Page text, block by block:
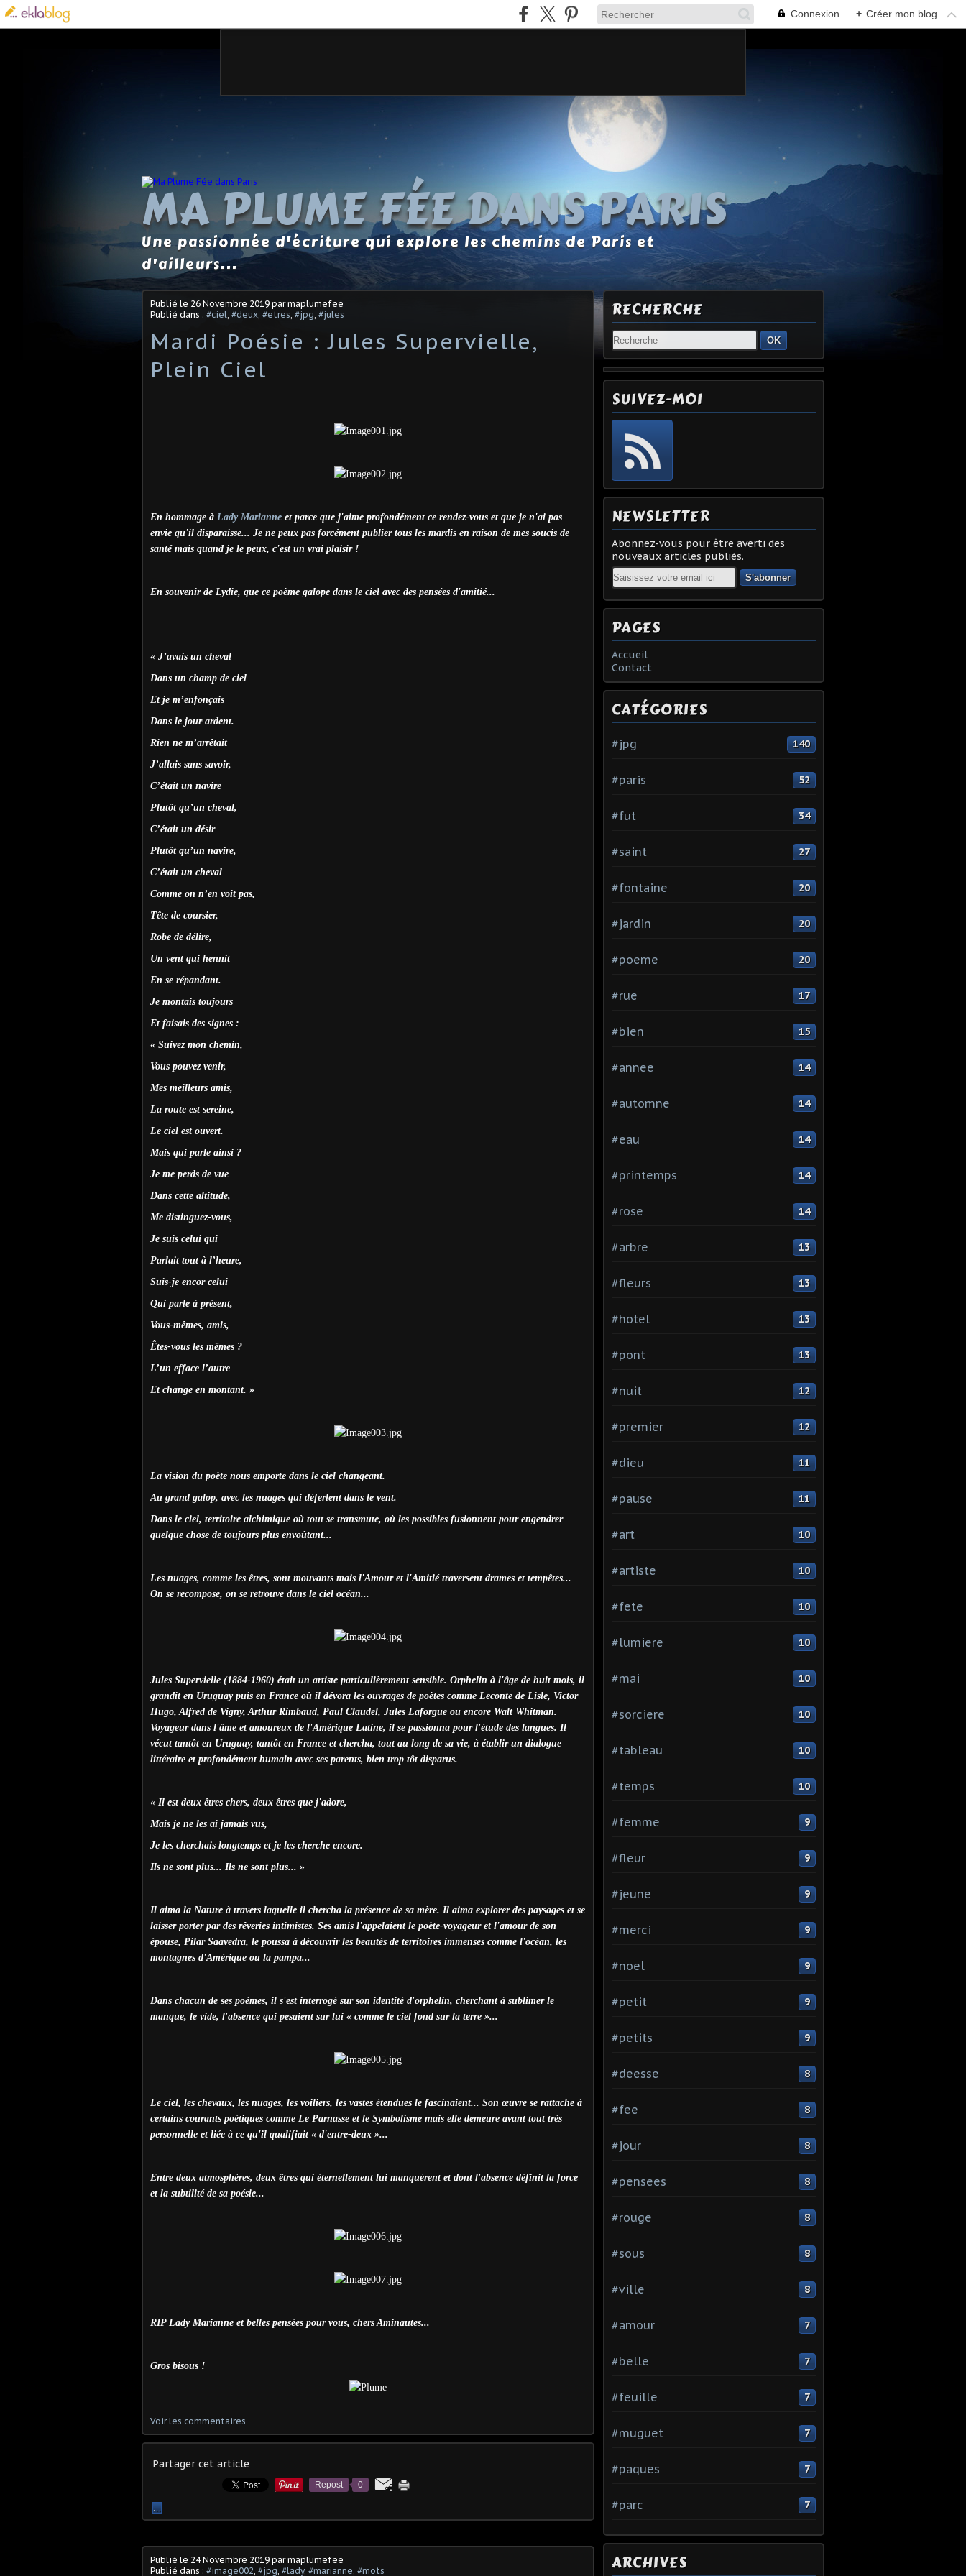
Connexion + Créer mon blog
MA PLUME FÉE DANS PARIS
Une passionnée d'écriture qui explore les chemins de Paris et
d'ailleurs...
Publié le 26 Novembre 2019 par maplumefee
Publié dans : #ciel #deux #etres #jpg #jules
Mardi Poésie : Jules Supervielle,
Plein Ciel
En hommage à Lady Marianne et parce que j'aime profondément ce rendez-vous et que je n'ai pas
envie qu'il disparaisse... Je ne peux pas forcément publier tous les mardis en raison de mes soucis de
santé mais quand je le peux, c'est un vrai plaisir !
En souvenir de Lydie, que ce poème galope dans le ciel avec des pensées d'amitié...
« J’avais un cheval
Dans un champ de ciel
Et je m’enfonçais
Dans le jour ardent.
Rien ne m’arrêtait
J’allais sans savoir,
C’était un navire
Plutôt qu’un cheval,
C’était un désir
Plutôt qu’un navire,
C’était un cheval
Comme on n’en voit pas,
Tête de coursier,
Robe de délire,
Un vent qui hennit
En se répandant.
Je montais toujours
Et faisais des signes :
« Suivez mon chemin,
Vous pouvez venir,
Mes meilleurs amis,
La route est sereine,
Le ciel est ouvert.
Mais qui parle ainsi ?
Je me perds de vue
Dans cette altitude,
Me distinguez-vous,
Je suis celui qui
Parlait tout à l’heure,
Suis-je encor celui
Qui parle à présent,
Vous-mêmes, amis,
Êtes-vous les mêmes ?
L’un efface l’autre
Et change en montant. »
La vision du poète nous emporte dans le ciel changeant.
Au grand galop, avec les nuages qui déferlent dans le vent.
Dans le ciel, territoire alchimique où tout se transmute, où les possibles fusionnent pour engendrer
quelque chose de toujours plus envoûtant...
Les nuages, comme les êtres, sont mouvants mais l'Amour et l'Amitié traversent drames et tempêtes...
On se recompose, on se retrouve dans le ciel océan...
Jules Supervielle (1884-1960) était un artiste particulièrement sensible. Orphelin à l'âge de huit mois, il
grandit en Uruguay puis en France où il dévora les ouvrages de poètes comme Leconte de Lisle, Victor
Hugo, Alfred de Vigny, Arthur Rimbaud, Paul Claudel, Jules Laforgue ou encore Walt Whitman.
Voyageur dans l'âme et amoureux de l'Amérique Latine, il se passionna pour l'étude des langues. Il
vécut tantôt en Uruguay, tantôt en France et chercha, tout au long de sa vie, à établir un dialogue
littéraire et profondément humain avec ses parents, bien trop tôt disparus.
« Il est deux êtres chers, deux êtres que j'adore,
Mais je ne les ai jamais vus,
Je les cherchais longtemps et je les cherche encore.
Ils ne sont plus... Ils ne sont plus... »
Il aima la Nature à travers laquelle il chercha la présence de sa mère. Il aima explorer des paysages et se
laisser porter par des rêveries intimistes. Ses amis l'appelaient le poète-voyageur et l'amour de son
épouse, Pilar Saavedra, le poussa à découvrir les beautés de territoires immenses comme l'océan, les
montagnes d'Amérique ou la pampa...
Dans chacun de ses poèmes, il s'est interrogé sur son identité d'orphelin, cherchant à sublimer le
manque, le vide, l'absence qui pesaient sur lui « comme le ciel fond sur la terre »...
Le ciel, les chevaux, les nuages, les voiliers, les vastes étendues le fascinaient... Son œuvre se rattache à
certains courants poétiques comme Le Parnasse et le Symbolisme mais elle demeure avant tout très
personnelle et liée à ce qu'il qualifiait « d'entre-deux »...
Entre deux atmosphères, deux êtres qui éternellement lui manquèrent et dont l'absence définit la force
et la subtilité de sa poésie...
RIP Lady Marianne et belles pensées pour vous, chers Aminautes...
Gros bisous !
Voir les commentaires
Partager cet article
Repost 0
…
Publié le 24 Novembre 2019 par maplumefee
Publié dans : #image002 #jpg #lady, #marianne #mots
RECHERCHE
OK
SUIVEZ-MOI
NEWSLETTER
Abonnez-vous pour être averti des
nouveaux articles publiés.
Email
PAGES
Accueil
Contact
CATÉGORIES
#jpg 140
#paris 52
#fut 34
#saint 27
#fontaine 20
#jardin 20
#poeme 20
#rue 17
#bien 15
#annee 14
#automne 14
#eau 14
#printemps 14
#rose 14
#arbre 13
#fleurs 13
#hotel 13
#pont 13
#nuit 12
#premier 12
#dieu 11
#pause 11
#art 10
#artiste 10
#fete 10
#lumiere 10
#mai 10
#sorciere 10
#tableau 10
#temps 10
#femme 9
#fleur 9
#jeune 9
#merci 9
#noel 9
#petit 9
#petits 9
#deesse 8
#fee 8
#jour 8
#pensees 8
#rouge 8
#sous 8
#ville 8
#amour 7
#belle 7
#feuille 7
#muguet 7
#paques 7
#parc 7
ARCHIVES